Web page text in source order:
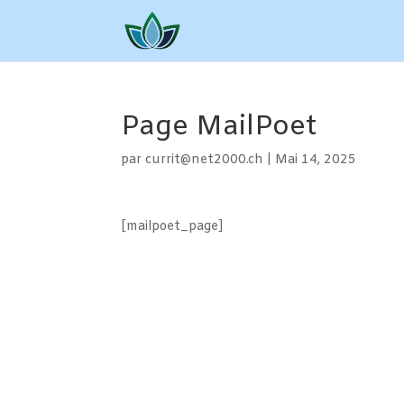
Page MailPoet
parcurrit@net2000.ch Mai 14, 2025
[mailpoet_page]